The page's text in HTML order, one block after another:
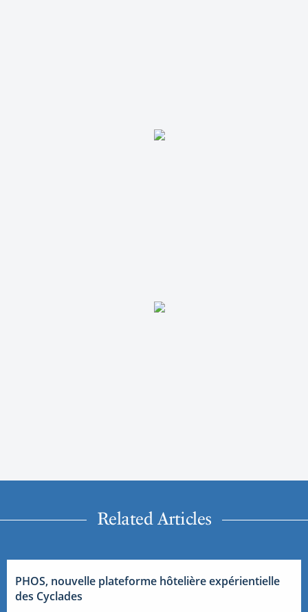
Related Articles
PHOS, nouvelle plateforme hôtelière expérientielle
des Cyclades